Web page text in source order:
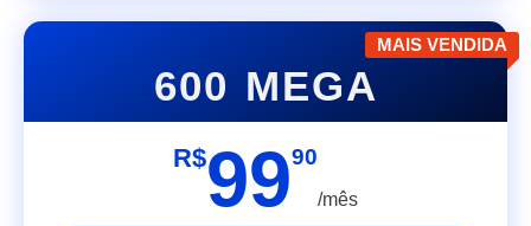
600 MEGA
R$9990
/mês
MAIS VENDIDA